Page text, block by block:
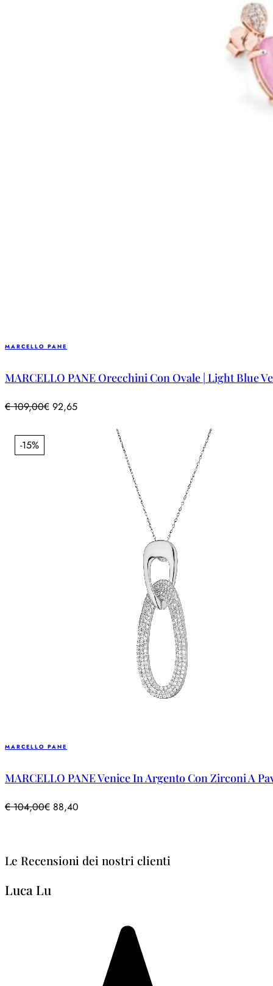
MARCELLO PANE
MARCELLO PANE Orecchini Con Ovale | Light Blue
€109,00€ 92,65
-15%
MARCELLO PANE
MARCELLO PANE Venice In Argento Con Zirconi A
€104,00€ 88,40
Le Recensioni dei nostri clienti
Luca Lu